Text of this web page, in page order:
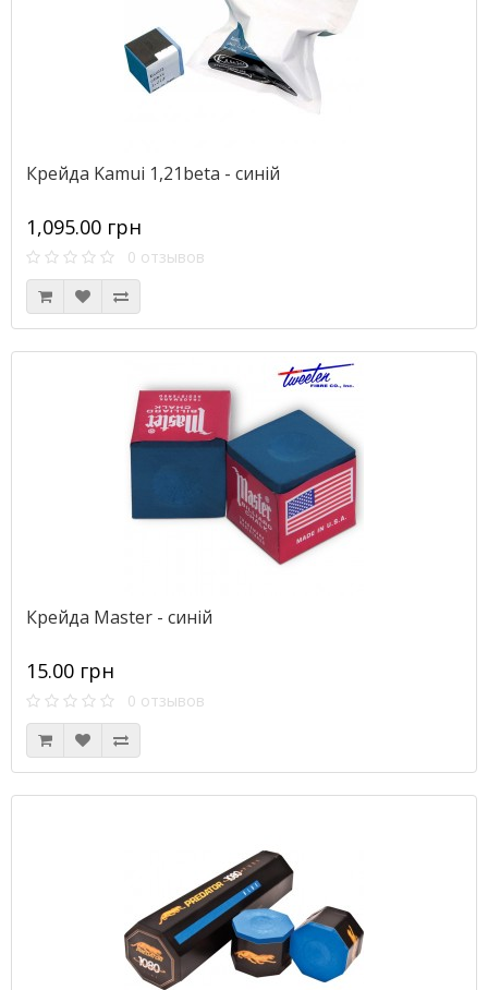
Крейда Kamui 1,21beta - синій
1,095.00 грн
0 отзывов
Крейда Master - синій
15.00 грн
0 отзывов